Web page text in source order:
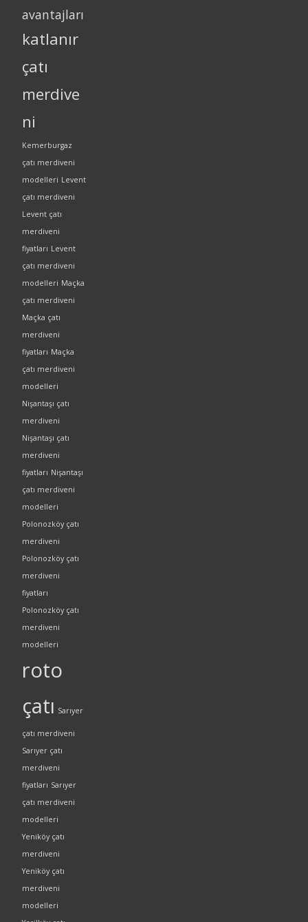
avantajları
katlanır
çatı
merdive
ni
Kemerburgaz
çatı merdiveni
modelleri Levent
çatı merdiveni
Levent çatı
merdiveni
fiyatları Levent
çatı merdiveni
modelleri Maçka
çatı merdiveni
Maçka çatı
merdiveni
fiyatları Maçka
çatı merdiveni
modelleri
Nişantaşı çatı
merdiveni
Nişantaşı çatı
merdiveni
fiyatları Nişantaşı
çatı merdiveni
modelleri
Polonozköy çatı
merdiveni
Polonozköy çatı
merdiveni
fiyatları
Polonozköy çatı
merdiveni
modelleri
roto
çatı Sarıyer
çatı merdiveni
Sarıyer çatı
merdiveni
fiyatları Sarıyer
çatı merdiveni
modelleri
Yeniköy çatı
merdiveni
Yeniköy çatı
merdiveni
modelleri